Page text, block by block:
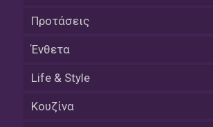
Προτάσεις
Ένθετα
Life & Style
Κουζίνα